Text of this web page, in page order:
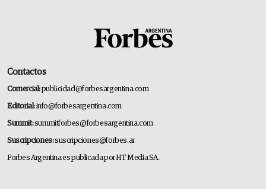
Contactos
Comercial:publicidad@forbesargentina.com
Editorial:info@forbesargentina.com
Summit:summitforbes@forbesargentina.com
Suscripciones:suscripciones@forbes.ar
Forbes Argentina es publicada por HT Media SA.